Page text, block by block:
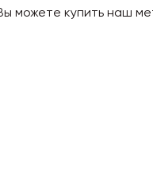
можете купить наш